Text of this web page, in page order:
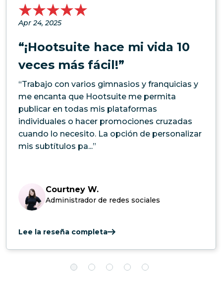
Apr 24, 2025
“¡Hootsuite hace mi vida 10
veces más fácil!”
“Trabajo con varios gimnasios y franquicias y
me encanta que Hootsuite me permita
publicar en todas mis plataformas
individuales o hacer promociones cruzadas
cuando lo necesito. La opción de personalizar
mis subtítulos pa...”
Courtney W.
Administrador de redes sociales
Lee la reseña completa